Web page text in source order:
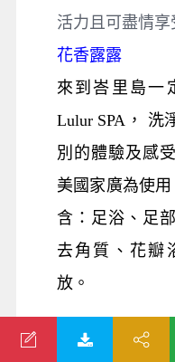
活力且可盡情享
花香露露
來到峇里島一
Lulur SPA， 洗
別的體驗及感
美國家廣為使
含：足浴、足
去角質、花瓣
放。